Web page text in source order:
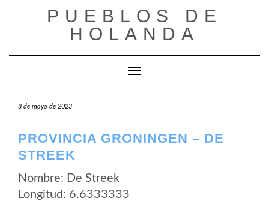
PUEBLOS DE
HOLANDA
Cambiar modo de navegación
8 de mayo de 2023
PROVINCIA GRONINGEN – DE
STREEK
Nombre: De Streek
Longitud: 6.6333333